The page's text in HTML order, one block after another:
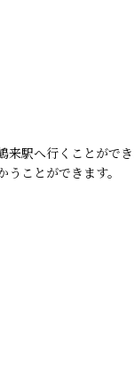
駅へ行くことができ
ことができます。